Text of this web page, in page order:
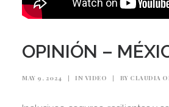
Search
OPINIÓN –
MAY 9, 2024 | IN VIDEO | BY CLAUDIA